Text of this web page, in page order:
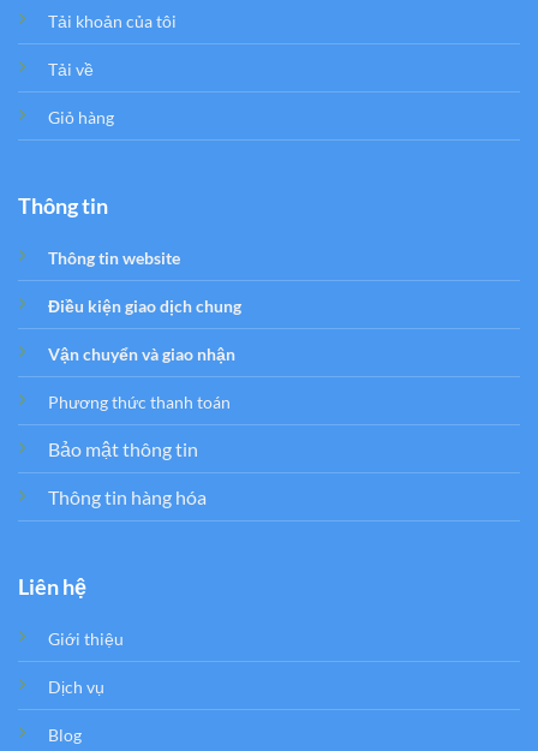
Tải khoản của tôi
Tải về
Giỏ hàng
Thông tin
Thông tin website
Điều kiện giao dịch chung
Vận chuyển và giao nhận
Phương thức thanh toán
Bảo mật thông tin
Thông tin hàng hóa
Liên hệ
Giới thiệu
Dịch vụ
Blog